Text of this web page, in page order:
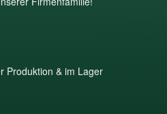
Produktion & im Lager